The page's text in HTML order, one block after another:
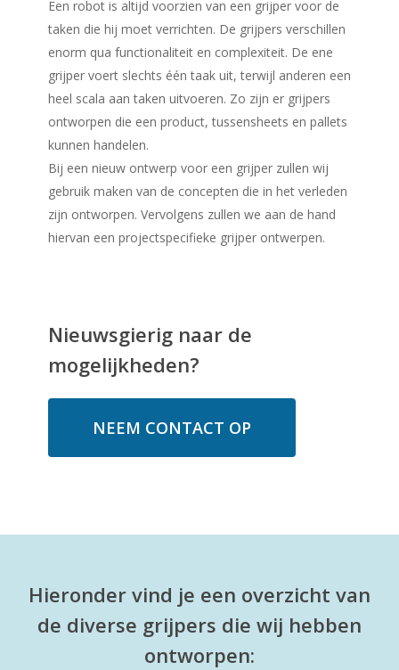
Een robot is altijd voorzien van een grijper voor de
taken die hij moet verrichten. De grijpers verschillen
enorm qua functionaliteit en complexiteit. De ene
grijper voert slechts één taak uit, terwijl anderen een
heel scala aan taken uitvoeren. Zo zijn er grijpers
ontworpen die een product, tussensheets en pallets
kunnen handelen.
Bij een nieuw ontwerp voor een grijper zullen wij
gebruik maken van de concepten die in het verleden
zijn ontworpen. Vervolgens zullen we aan de hand
hiervan een projectspecifieke grijper ontwerpen.
Nieuwsgierig naar de
mogelijkheden?
NEEM CONTACT OP
Hieronder vind je een overzicht van
de diverse grijpers die wij hebben
ontworpen: